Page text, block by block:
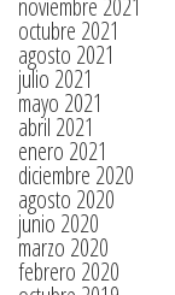
noviembre 2021
octubre 2021
agosto 2021
julio 2021
mayo 2021
abril 2021
enero 2021
diciembre 2020
agosto 2020
junio 2020
marzo 2020
febrero 2020